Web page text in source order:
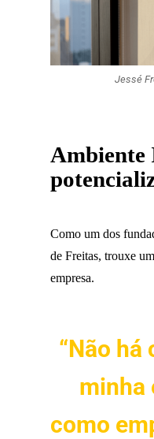
Jessé
Ambiente
Como um dos
de Freitas, trouxe
empresa.
“Não há
minha
como